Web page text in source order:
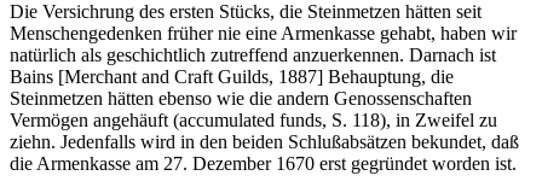
Die Versichrung des ersten Stücks, die Steinmetzen hätten seit
Menschengedenken früher nie eine Armenkasse gehabt, haben wir
natürlich als geschichtlich zutreffend anzuerkennen. Darnach ist
Bains [Merchant and Craft Guilds, 1887] Behauptung, die
Steinmetzen hätten ebenso wie die andern Genossenschaften
Vermögen angehäuft (accumulated funds, S. 118), in Zweifel zu
ziehn. Jedenfalls wird in den beiden Schlußabsätzen bekundet, daß
die Armenkasse am 27. Dezember 1670 erst gegründet worden ist.